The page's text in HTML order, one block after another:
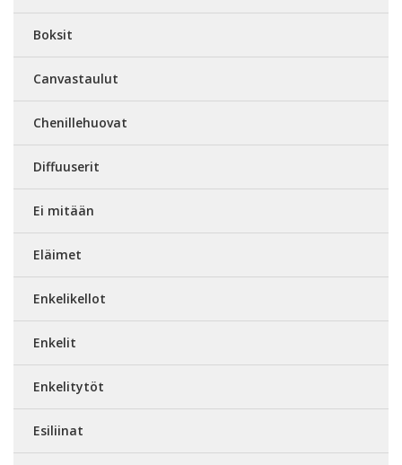
Boksit
Canvastaulut
Chenillehuovat
Diffuuserit
Ei mitään
Eläimet
Enkelikellot
Enkelit
Enkelitytöt
Esiliinat